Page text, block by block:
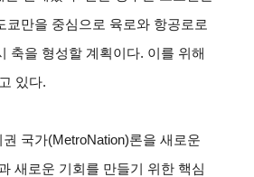
만을 중심으로 육로와 항공로로
축을 형성할 계획이다. 이를 위해
있다.
국가(MetroNation)론을 새로운
새로운 기회를 만들기 위한 핵심